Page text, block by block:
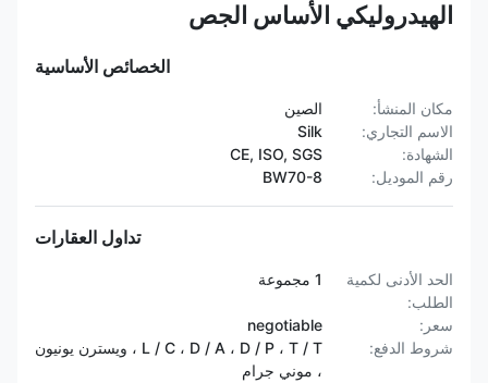
الهيدروليكي الأساس الجص
الخصائص الأساسية
مكان المنشأ:
الصين
الاسم التجاري:
الشهادة:
CE, ISO, SGS
رقم الموديل:
BW70-8
تداول العقارات
الحد الأدنى لكمية
الطلب:
1 مجموعة
negotiable
شروط الدفع:
L / C ، D / A ، D / P ، T / T ، ويسترن يونيون
، موني جرام